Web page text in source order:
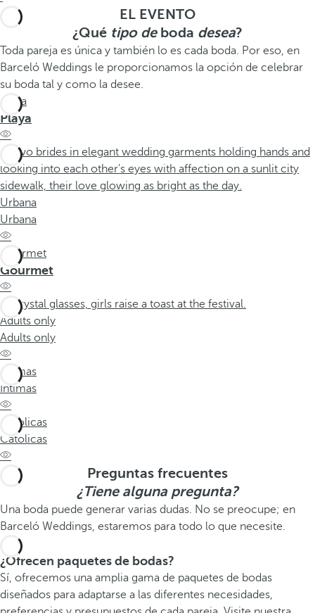
EL EVENTO
¿Qué tipo de boda desea?
Toda pareja es única y también lo es cada boda. Por eso, en
Barceló Weddings le proporcionamos la opción de celebrar
su boda tal y como la desee.
Playa
Playa
Urbana
Urbana
Gourmet
Gourmet
Adults only
Adults only
Íntimas
Íntimas
Católicas
Católicas
Preguntas frecuentes
¿Tiene alguna pregunta?
Una boda puede generar varias dudas. No se preocupe; en
Barceló Weddings, estaremos para todo lo que necesite.
¿Ofrecen paquetes de bodas?
Sí, ofrecemos una amplia gama de paquetes de bodas
diseñados para adaptarse a las diferentes necesidades,